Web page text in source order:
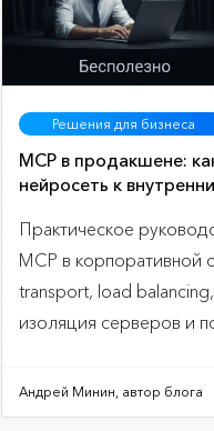
Решения для бизнеса
MCP в продакшене:
нейросеть к
Практическое
MCP в корпоративной
transport, load
изоляция серверов и
Андрей Минин, автор блога